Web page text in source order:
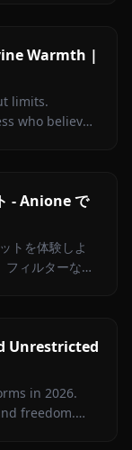
Warmth |
limits.
who believes
- Anione で
トを体験しよ
ィルターなし
Unrestricted
in 2026.
freedom.